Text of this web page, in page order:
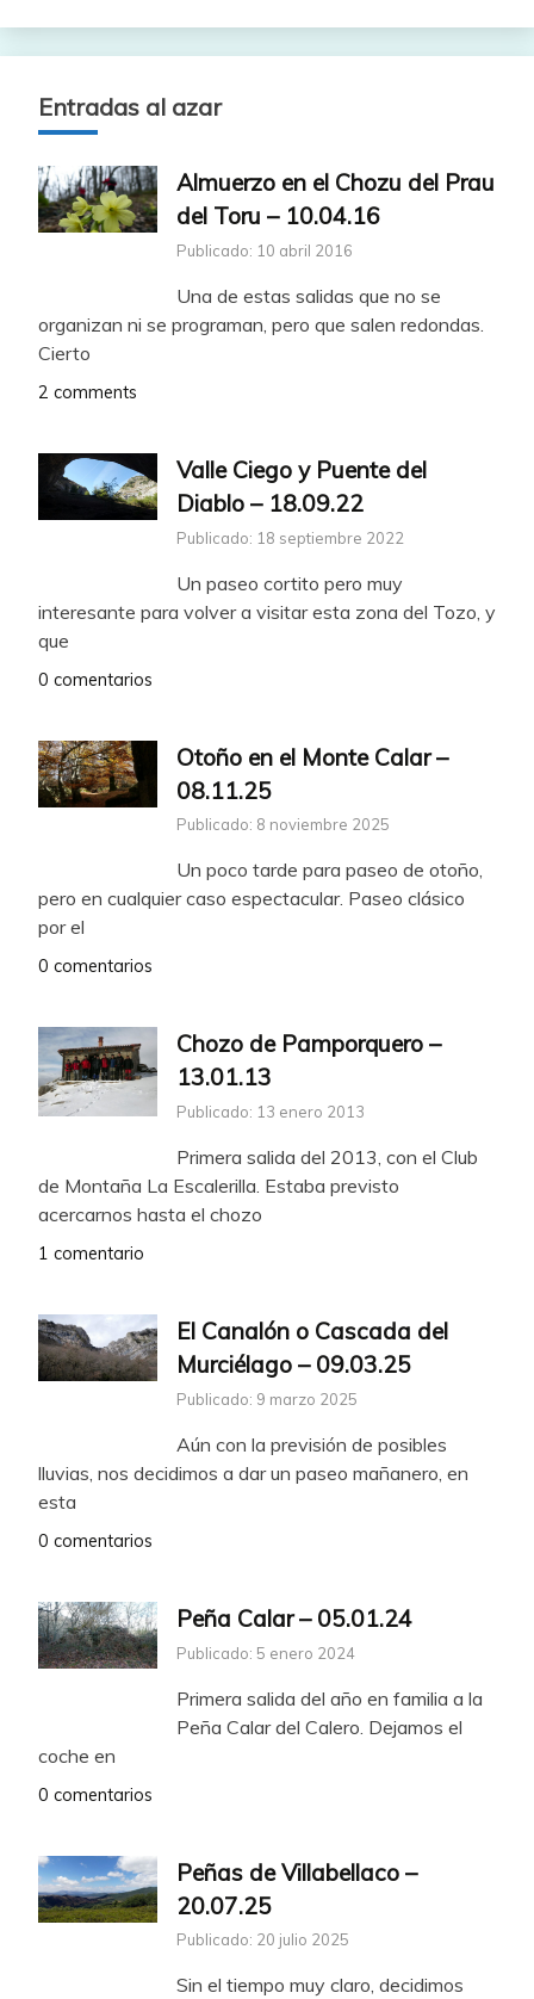
Entradas al azar
Almuerzo en el Chozu del Prau
del Toru – 10.04.16
Publicado: 10 abril 2016
Una de estas salidas que no se
organizan ni se programan, pero que salen redondas.
Cierto
2 comments
Valle Ciego y Puente del
Diablo – 18.09.22
Publicado: 18 septiembre 2022
Un paseo cortito pero muy
interesante para volver a visitar esta zona del Tozo, y
que
0 comentarios
Otoño en el Monte Calar –
08.11.25
Publicado: 8 noviembre 2025
Un poco tarde para paseo de otoño,
pero en cualquier caso espectacular. Paseo clásico
por el
0 comentarios
Chozo de Pamporquero –
13.01.13
Publicado: 13 enero 2013
Primera salida del 2013, con el Club
de Montaña La Escalerilla. Estaba previsto
acercarnos hasta el chozo
1 comentario
El Canalón o Cascada del
Murciélago – 09.03.25
Publicado: 9 marzo 2025
Aún con la previsión de posibles
lluvias, nos decidimos a dar un paseo mañanero, en
esta
0 comentarios
Peña Calar – 05.01.24
Publicado: 5 enero 2024
Primera salida del año en familia a la
Peña Calar del Calero. Dejamos el
coche en
0 comentarios
Peñas de Villabellaco –
20.07.25
Publicado: 20 julio 2025
Sin el tiempo muy claro, decidimos